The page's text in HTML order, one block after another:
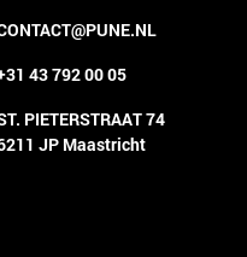
43 792 00 05
PIETERSTRAAT 74
JP Maastricht